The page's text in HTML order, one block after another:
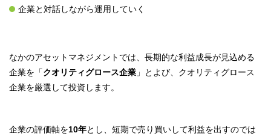
企業と対話しながら運用していく
なかのアセットマネジメントでは、長期的な利益成長が見込める
企業を「クオリティグロース企業 」とよび、クオリティグロース
企業を厳選して投資します。
企業の評価軸を10年とし、短期で売り買いして利益を出すのでは